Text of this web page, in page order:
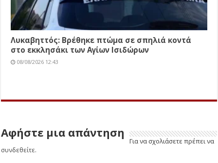
Λυκαβηττός: Βρέθηκε πτώμα σε σπηλιά κοντά
στο εκκλησάκι των Αγίων Ισιδώρων
08/08/2026 12:43
Αφήστε μια απάντηση
Για να σχολιάσετε πρέπει να
συνδεθείτε.